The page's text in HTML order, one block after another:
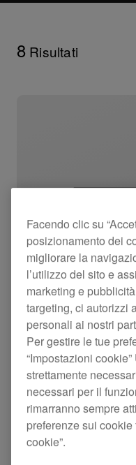
8 Risultati
Console DJ
DDJ-FLX2
Facendo clic su
posizionamento dei
migliorare la
l’utilizzo del sito e
marketing e
targeting, ci autorizzi
personali ai nostri
Per gestire le tue
“Impostazioni
strettamente
necessari per il
rimarranno sempre
preferenze sui
cookie”.